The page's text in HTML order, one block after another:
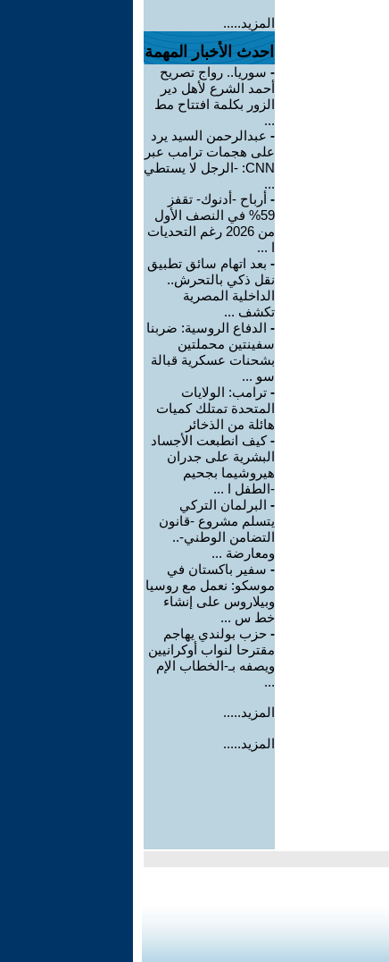
المزيد.....
احدث الأخبار المهمة
- سوريا.. رواج تصريح
أحمد الشرع لأهل دير
الزور بكلمة افتتاح مط
...
- عبدالرحمن السيد يرد
على هجمات ترامب عبر
CNN: -الرجل لا يستطي
...
- أرباح -أدنوك- تقفز
59% في النصف الأول
من 2026 رغم التحديات
ا ...
- بعد اتهام سائق تطبيق
نقل ذكي بالتحرش..
الداخلية المصرية
تكشف ...
- الدفاع الروسية: ضربنا
سفينتين محملتين
بشحنات عسكرية قبالة
سو ...
- ترامب: الولايات
المتحدة تمتلك كميات
هائلة من الذخائر
-كيف انطبعت الأجساد
البشرية على جدران
هيروشيما بجحيم
-الطفل ا ...
- البرلمان التركي
يتسلم مشروع -قانون
التضامن الوطني-..
ومعارضة ...
- سفير باكستان في
موسكو: نعمل مع روسيا
وبيلاروس على إنشاء
خط س ...
- حزب بولندي يهاجم
مقترحا لنواب أوكرانيين
ويصفه بـ-الخطاب الإم
...
المزيد.....
المزيد.....